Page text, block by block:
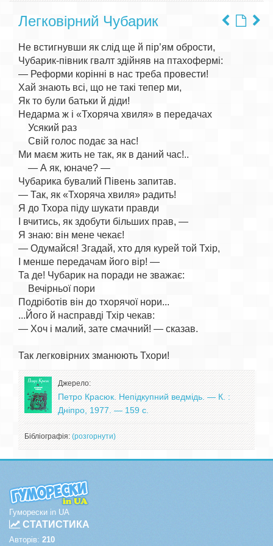
Легковірний Чубарик
Не встигнувши як слід ще й пір’ям обрости,
Чубарик-півник гвалт здійняв на птахофермі:
— Реформи корінні в нас треба провести!
Хай знають всі, що не такі тепер ми,
Як то були батьки й діди!
Недарма ж і «Тхоряча хвиля» в передачах
    Усякий раз
    Свій голос подає за нас!
Ми маєм жить не так, як в даний час!..
    — А як, юначе? —
Чубарика бувалий Півень запитав.
— Так, як «Тхоряча хвиля» радить!
Я до Тхора піду шукати правди
І вчитись, як здобути більших прав, —
Я знаю: він мене чекає!
— Одумайся! Згадай, хто для курей той Тхір,
І менше передачам його вір! —
Та де! Чубарик на поради не зважає:
    Вечірньої пори
Подріботів він до тхорячої нори...
...Його й насправді Тхір чекав:
— Хоч і малий, зате смачний! — сказав.
Джерело:
Петро Красюк. Непідкупний ведмідь. — К. :
Дніпро, 1977. — 159 с.
Бібліографія: (розгорнути)
Гуморески in UA
СТАТИСТИКА
Авторів: 210